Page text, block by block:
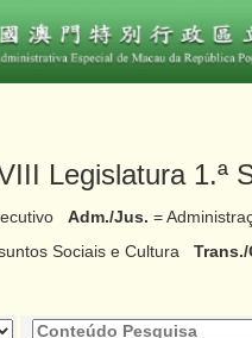
Legislatura 1.ª
Adm./Jus. =
Sociais e Cultura Trans./